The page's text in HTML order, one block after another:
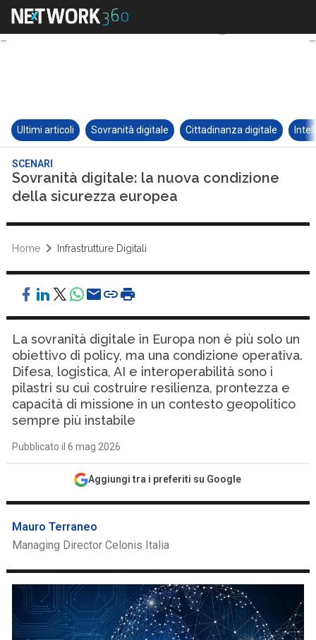
Ultimi articoli Sovranità digitale Cittadinanza digitale
SCENARI
Sovranità digitale: la nuova condizione
della sicurezza europea
Home Infrastrutture Digitali
La sovranità digitale in Europa non è più solo un
obiettivo di policy, ma una condizione operativa.
Difesa, logistica, AI e interoperabilità sono i
pilastri su cui costruire resilienza, prontezza e
capacità di missione in un contesto geopolitico
sempre più instabile
Pubblicato il 6 mag 2026
Aggiungi tra i preferiti su Google
Mauro Terraneo
Managing Director Celonis Italia